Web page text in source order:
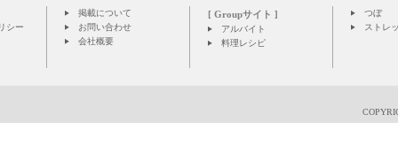
シー
掲載について
お問い合わせ
会社概要
[ Groupサイト ]
アルバイト
料理レシピ
つぼ
ストレ